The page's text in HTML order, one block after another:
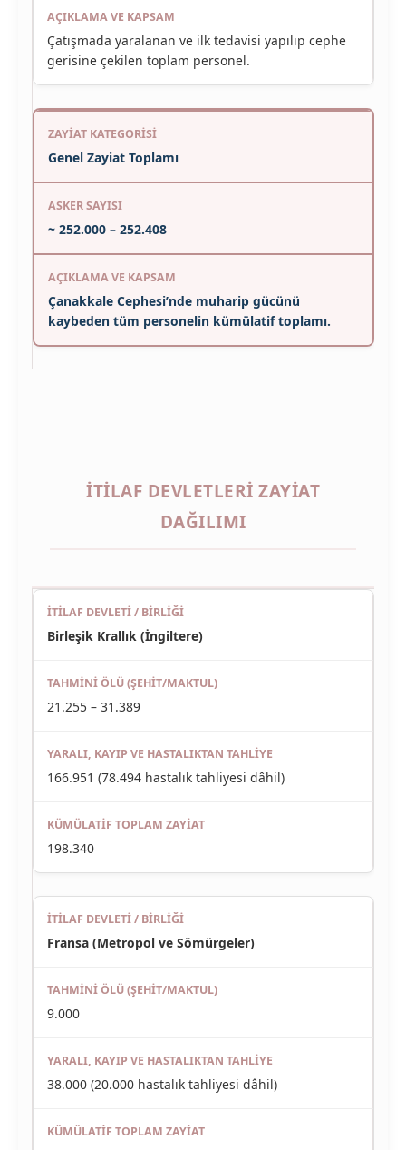
Çatışmada yaralanan ve ilk tedavisi yapılıp cephe
gerisine çekilen toplam personel.
Genel Zayiat Toplamı
~ 252.000 – 252.408
Çanakkale Cephesi’nde muharip gücünü
kaybeden tüm personelin kümülatif toplamı.
İTILAF DEVLETLERI ZAYIAT
DAĞILIMI
Birleşik Krallık (İngiltere)
21.255 – 31.389
166.951 (78.494 hastalık tahliyesi dâhil)
198.340
Fransa (Metropol ve Sömürgeler)
9.000
38.000 (20.000 hastalık tahliyesi dâhil)